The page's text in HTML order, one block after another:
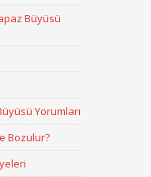
Büyüsü
Yorumları
Bozulur?